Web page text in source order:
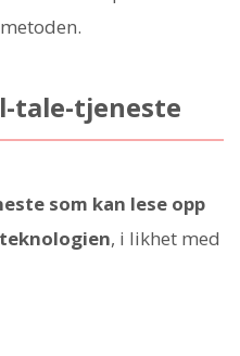
tale-tjeneste
som kan lese opp
, i likhet med